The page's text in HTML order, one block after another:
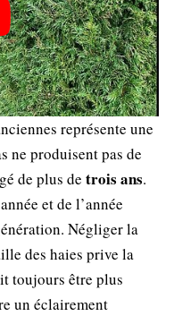
représente une
ne produisent pas de
de plus detrois ans.
et de l’année
Négliger la
des haies prive la
toujours être plus
un éclairement